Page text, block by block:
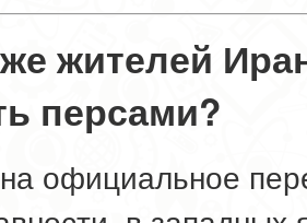
жителей
персами?
официальное